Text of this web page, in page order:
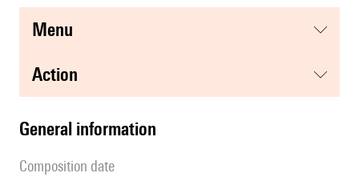
menu
action
general information
composition date